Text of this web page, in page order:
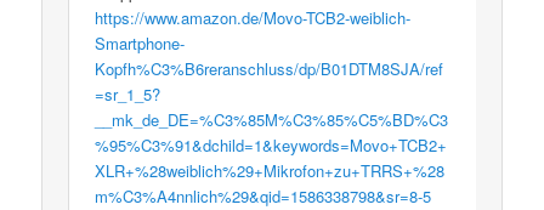
https://www.amazon.de/Movo-TCB2-weiblich-
Smartphone-
Kopfh%C3%B6reranschluss/dp/B01DTM8SJA/ref
=sr_1_5?
__mk_de_DE=%C3%85M%C3%85%C5%BD%C3
%95%C3%91&dchild=1&keywords=Movo+TCB2+
XLR+%28weiblich%29+Mikrofon+zu+TRRS+%28
m%C3%A4nnlich%29&qid=1586338798&sr=8-5